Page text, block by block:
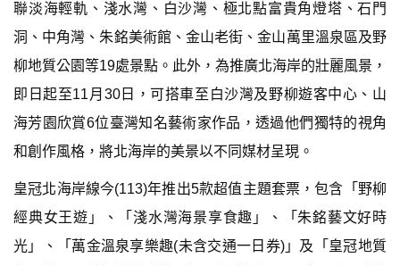
聯淡海輕軌、淺水灣、白沙灣、極北點富貴角燈塔、石門
洞、中角灣、朱銘美術館、金山老街、金山萬里溫泉區及野
柳地質公園等19處景點。此外，為推廣北海岸的壯麗風景，
即日起至11月30日，可搭車至白沙灣及野柳遊客中心、山
海芳園欣賞6位臺灣知名藝術家作品，透過他們獨特的視角
和創作風格，將北海岸的美景以不同媒材呈現。
皇冠北海岸線今(113)年推出5款超值主題套票，包含「野柳
經典女王遊」、「淺水灣海景享食趣」、「朱銘藝文好時
光」、「萬金溫泉享樂趣(未含交通一日券)」及「皇冠地質